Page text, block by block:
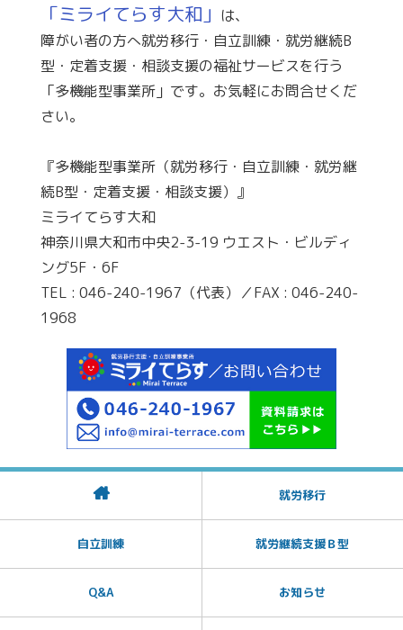
「ミライてらす大和」 は、
障がい者の方へ就労移行・自立訓練・就労継続B
型・定着支援・相談支援の福祉サービスを行う
「多機能型事業所」です。お気軽にお問合せくだ
さい。
『多機能型事業所（就労移行・自立訓練・就労継
続B型・定着支援・相談支援）』
ミライてらす大和
神奈川県大和市中央2-3-19 ウエスト・ビルディ
ング5F・6F
TEL : 046-240-1967（代表）／FAX : 046-240-
1968
就労移行
自立訓練 就労継続支援Ｂ型
Q&A お知らせ